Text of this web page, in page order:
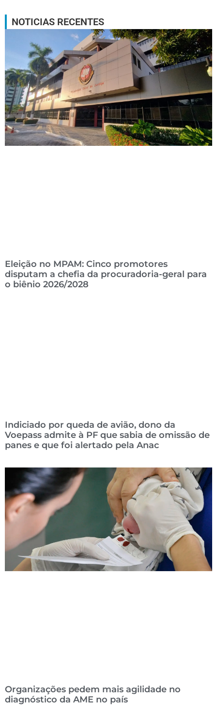
NOTICIAS RECENTES
Eleição no MPAM: Cinco promotores
disputam a chefia da procuradoria-geral para
o biênio 2026/2028
Indiciado por queda de avião, dono da
Voepass admite à PF que sabia de omissão de
panes e que foi alertado pela Anac
Organizações pedem mais agilidade no
diagnóstico da AME no país